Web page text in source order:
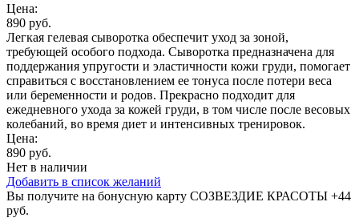
Цена:
890 руб.
Легкая гелевая сыворотка обеспечит уход за зоной,
требующей особого подхода. Сыворотка предназначена для
поддержания упругости и эластичности кожи груди, помогает
справиться с восстановлением ее тонуса после потери веса
или беременности и родов. Прекрасно подходит для
ежедневного ухода за кожей груди, в том числе после весовых
колебаний, во время диет и интенсивных тренировок.
Цена:
890 руб.
Нет в наличии
Добавить в список желаний
Вы получите на бонусную карту СОЗВЕЗДИЕ КРАСОТЫ +44
руб.